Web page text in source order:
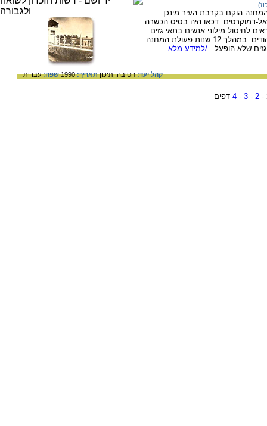
הוקם בקרבת העיר מינכן.
דמוקרטים. דכאו היה בסיס הכשרה
לחיסול מילוני אנשים בתאי גזים.
לאחר ליל הבדולח נעצרו במחנה כ 10,000 יהודים. במהלך 12 שנות פעולת המחנה
/למידע מלא...
קהל יעד:חטיבה,תיכוןתאריך:1990 שפה:עברית
-
2
-
3
-
4 דפים